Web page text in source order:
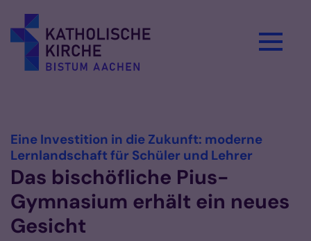
Eine Investition in die Zukunft: moderne
Lernlandschaft für Schüler und Lehrer
Das bischöfliche Pius-
Gymnasium erhält ein neues
Gesicht